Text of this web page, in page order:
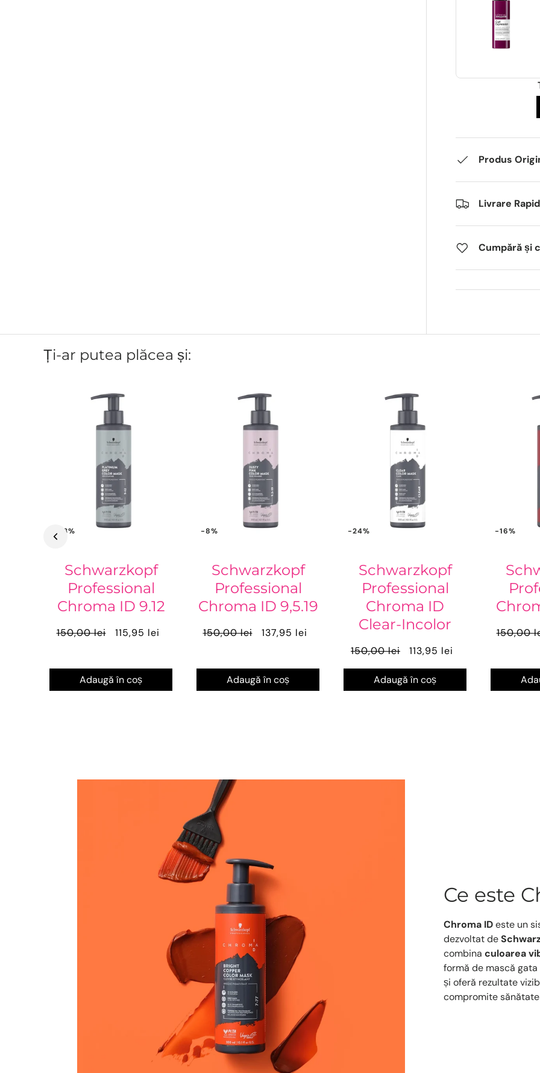
Produs
Livrare
Cumpără și
Ți-ar putea plăcea și:
-23%
Schwarzkopf
Professional
Chroma ID 9.12
150,00 lei 115,95 lei
Adaugă în coș
-8%
Schwarzkopf
Professional
Chroma ID 9,5.19
150,00 lei 137,95 lei
Adaugă în coș
-24%
Schwarzkopf
Professional
Chroma ID
Clear-Incolor
150,00 lei 113,95 lei
Adaugă în coș
-16%
150,00
Ce este
Chroma IDeste un
dezvoltat de
combina culoarea
formă de mască
și oferă rezultate
compromite